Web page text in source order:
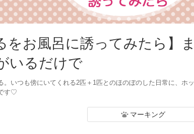
をお風呂に誘ってみたら】ま
いるだけで
いつも傍にいてくれる2匹＋1匹とのほのぼのした日常に、ホッ
す♡
マーキング